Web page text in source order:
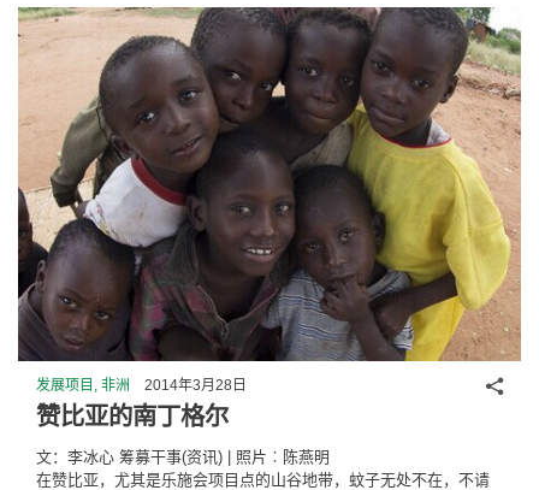
发展项目, 非洲 2014年3月28日
赞比亚的南丁格尔
文：李冰心 筹募干事(资讯) | 照片︰陈燕明
在赞比亚，尤其是乐施会项目点的山谷地带，蚊子无处不在，不请
分享